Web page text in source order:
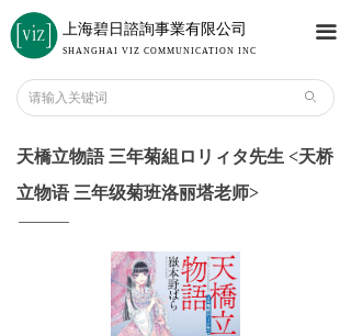
上海碧日諮詢事業有限公司
SHANGHAI VIZ COMMUNICATION INC
끀
ꄙ
天橋立物語 三年菊組ロリィタ先生 <天桥
立物语 三年级菊班洛丽塔老师>